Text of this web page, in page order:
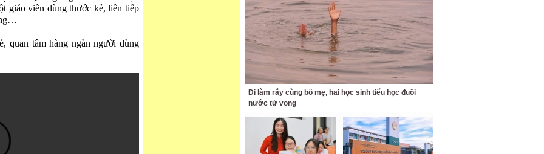
giáo viên dùng thước kẻ, liên tiếp
quan tâm hàng ngàn người dùng
Đi làm rẫy cùng bố mẹ, hai học sinh tiểu học đuối
nước tử vong